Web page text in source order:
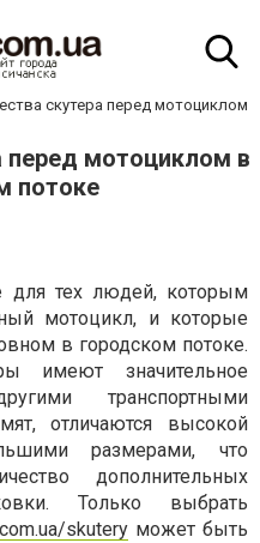
скутера перед мотоциклом
перед мотоциклом в
потоке
для тех людей, которым
мотоцикл, и которые
в городском потоке.
имеют значительное
транспортными
отличаются высокой
размерами, что
дополнительных
Только выбрать
skutery может быть